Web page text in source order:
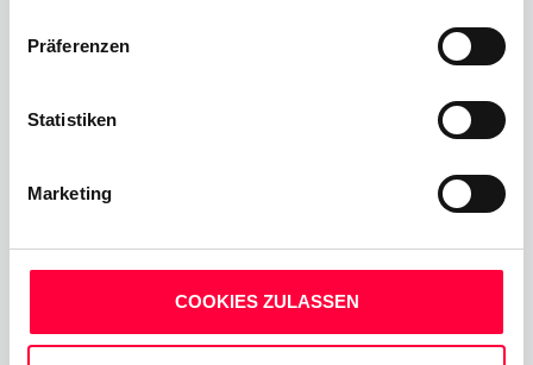
Präferenzen
Statistiken
Marketing
COOKIES ZULASSEN